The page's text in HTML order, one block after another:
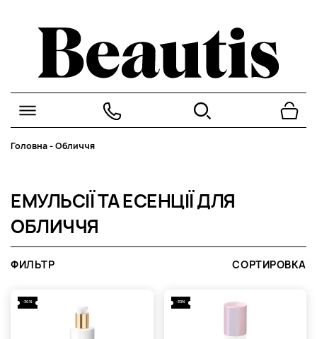
Головна-Обличчя
ЕМУЛЬСІЇ ТА ЕСЕНЦІЇ ДЛЯ
ОБЛИЧЧЯ
ФИЛЬТР СОРТИРОВКА
-30% -30%